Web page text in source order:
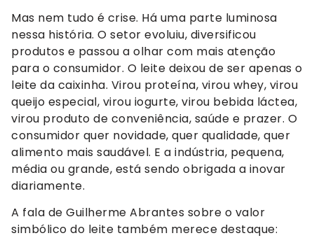
Mas nem tudo é crise. Há uma parte luminosa
nessa história. O setor evoluiu, diversificou
produtos e passou a olhar com mais atenção
para o consumidor. O leite deixou de ser apenas o
leite da caixinha. Virou proteína, virou whey, virou
queijo especial, virou iogurte, virou bebida láctea,
virou produto de conveniência, saúde e prazer. O
consumidor quer novidade, quer qualidade, quer
alimento mais saudável. E a indústria, pequena,
média ou grande, está sendo obrigada a inovar
diariamente.
A fala de Guilherme Abrantes sobre o valor
simbólico do leite também merece destaque: